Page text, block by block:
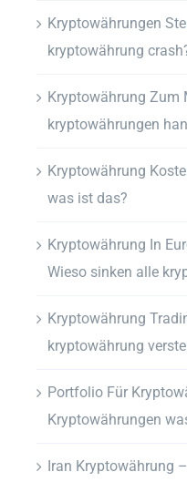
Kryptowährungen
kryptowährung
Kryptowährung Zum
kryptowährungen
Kryptowährung
was ist das?
Kryptowährung In
Wieso sinken alle
Kryptowährung
kryptowährung
Portfolio Für
Kryptowährungen
Iran Kryptowährung